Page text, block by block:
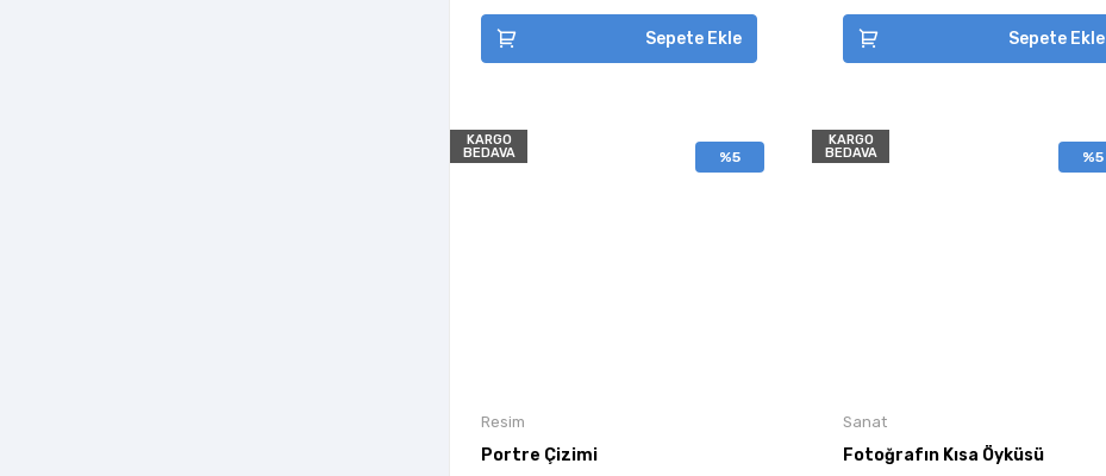
Sepete Ekle Sepete Ekle
KARGO
BEDAVA
%5
Resim
Portre Çizimi
KARGO
BEDAVA
%5
Sanat
Fotoğrafın Kısa Öyküsü